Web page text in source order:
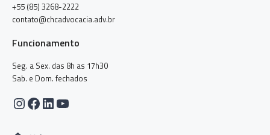
+55 (85) 3268-2222
contato@chcadvocacia.adv.br
Funcionamento
Seg. a Sex. das 8h as 17h30
Sab. e Dom. fechados
Instagram
Facebook
LinkedIn
Youtube